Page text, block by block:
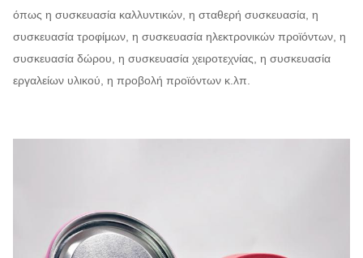
όπως η συσκευασία καλλυντικών, η σταθερή συσκευασία, η
συσκευασία τροφίμων, η συσκευασία ηλεκτρονικών προϊόντων, η
συσκευασία δώρου, η συσκευασία χειροτεχνίας, η συσκευασία
εργαλείων υλικού, η προβολή προϊόντων κ.λπ.